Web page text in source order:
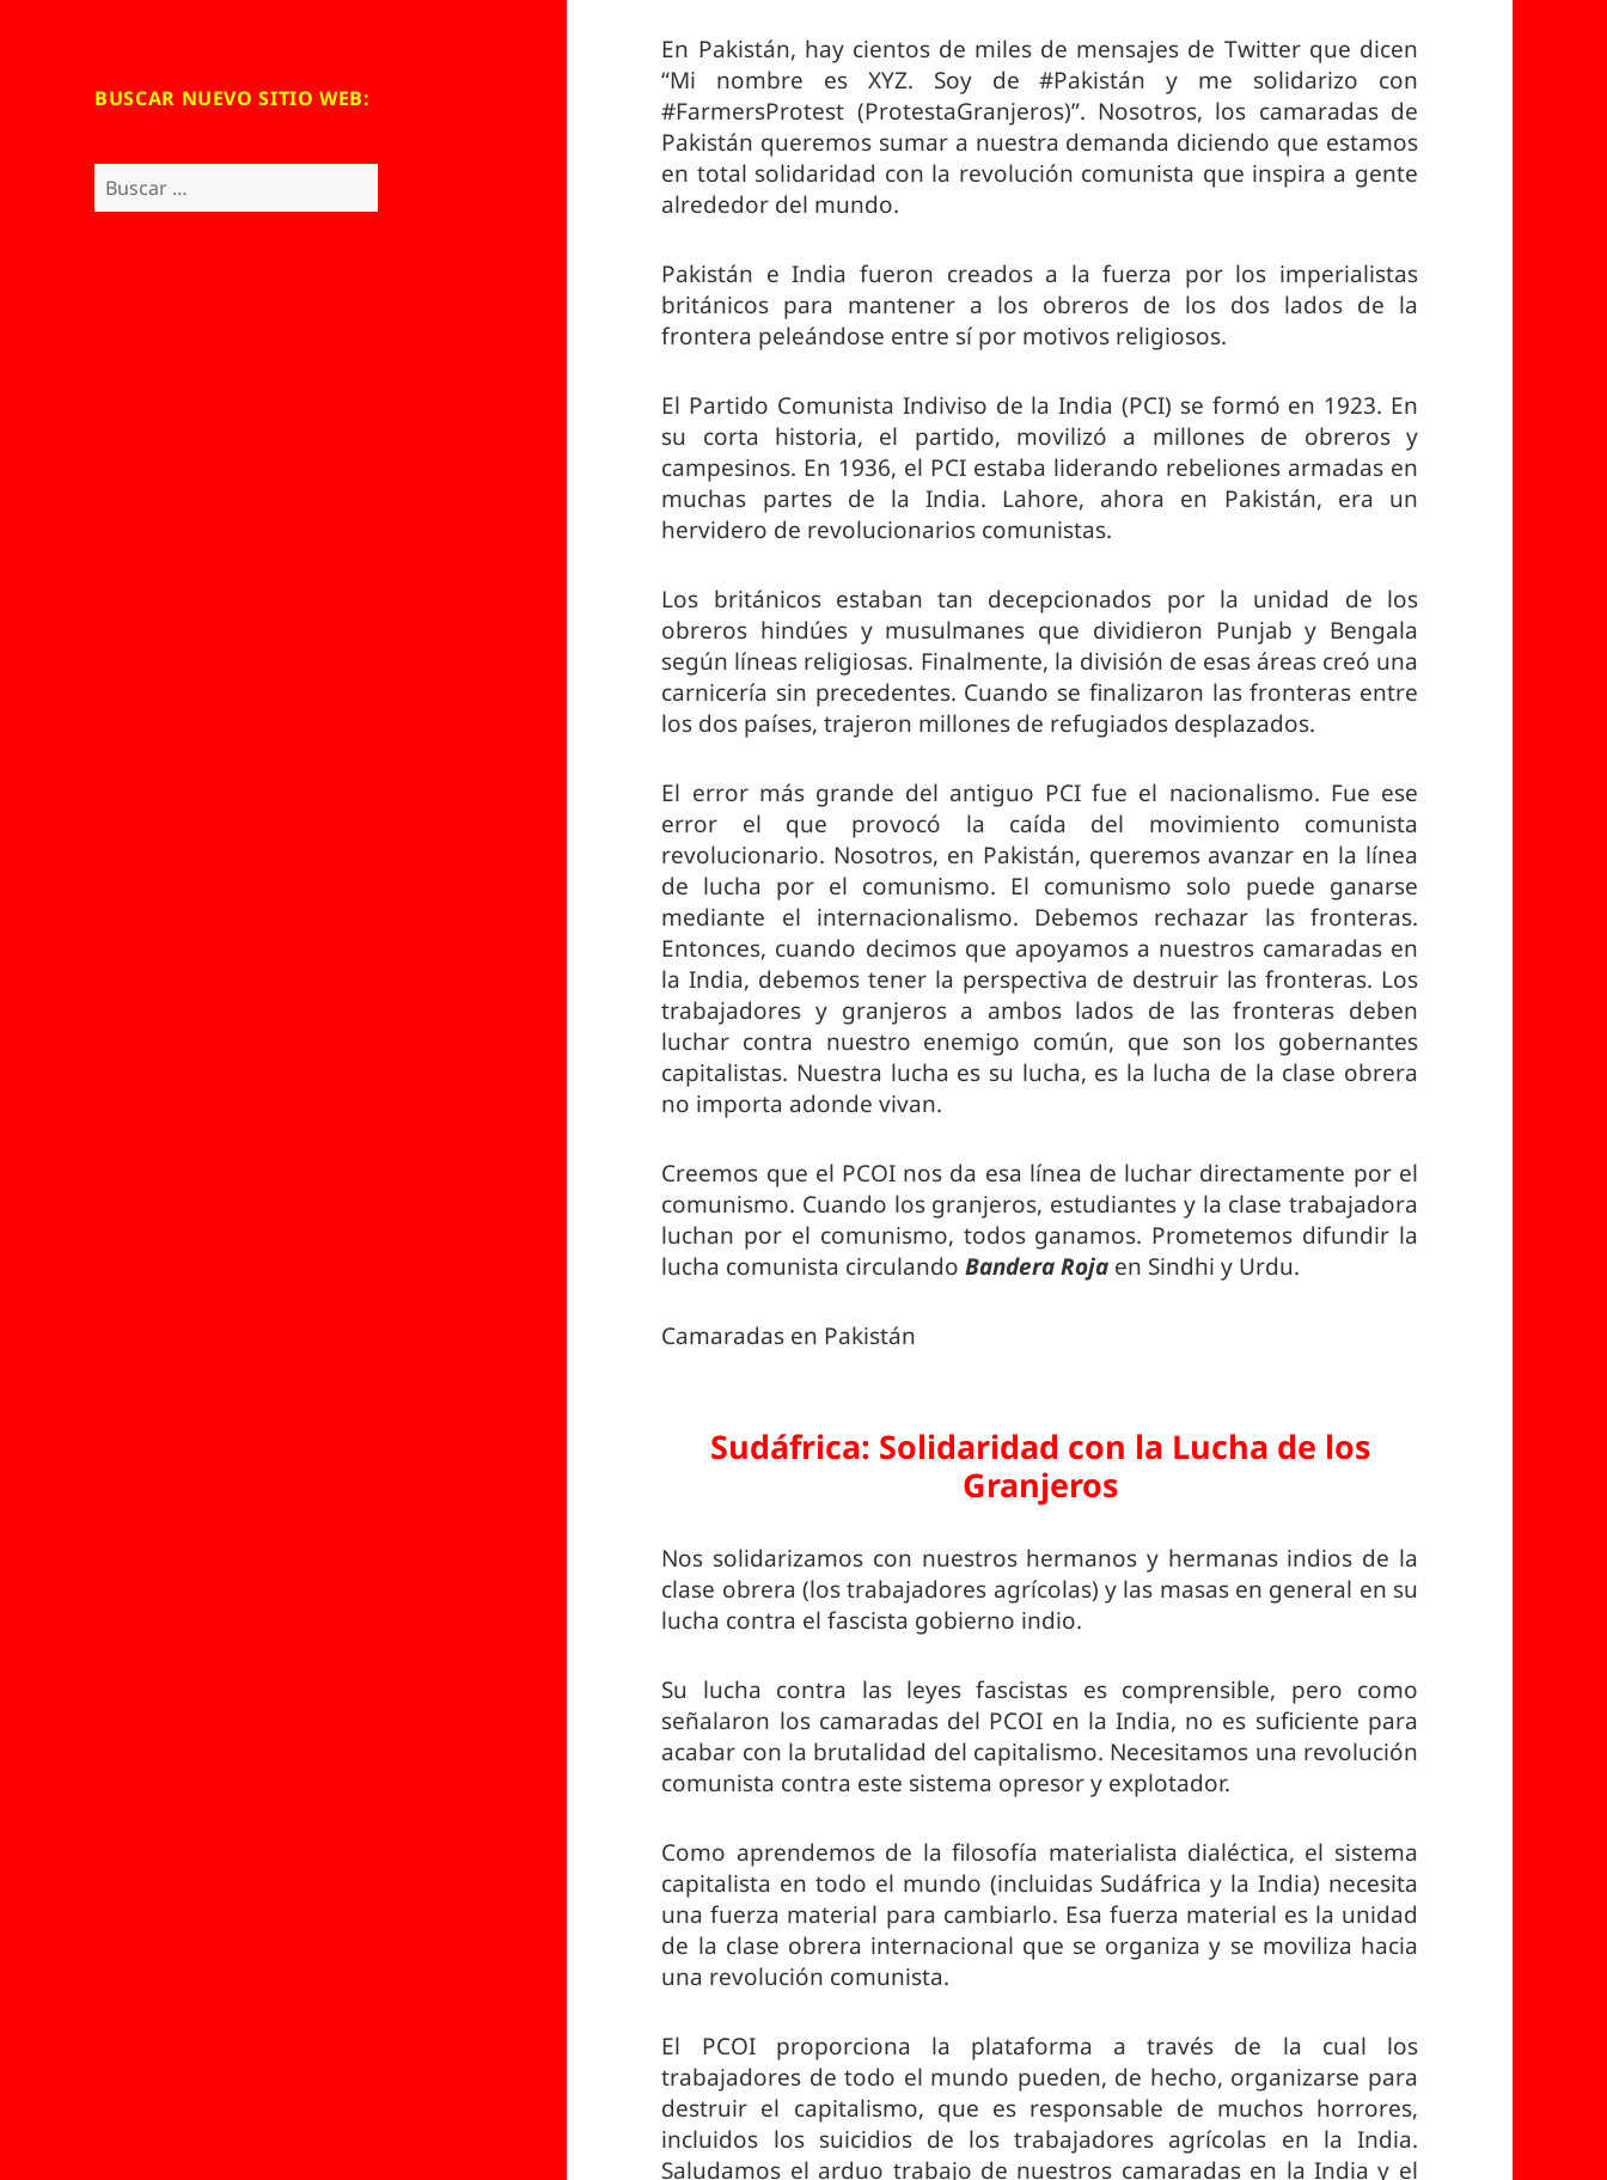
BUSCAR NUEVO SITIO WEB:
En Pakistán, hay cientos de miles de mensajes de Twitter que dicen
“Mi nombre es XYZ. Soy de #Pakistán y me solidarizo con
#FarmersProtest (ProtestaGranjeros)”. Nosotros, los camaradas de
Pakistán queremos sumar a nuestra demanda diciendo que estamos
en total solidaridad con la revolución comunista que inspira a gente
alrededor del mundo.
Pakistán e India fueron creados a la fuerza por los imperialistas
británicos para mantener a los obreros de los dos lados de la
frontera peleándose entre sí por motivos religiosos.
El Partido Comunista Indiviso de la India (PCI) se formó en 1923. En
su corta historia, el partido, movilizó a millones de obreros y
campesinos. En 1936, el PCI estaba liderando rebeliones armadas en
muchas partes de la India. Lahore, ahora en Pakistán, era un
hervidero de revolucionarios comunistas.
Los británicos estaban tan decepcionados por la unidad de los
obreros hindúes y musulmanes que dividieron Punjab y Bengala
según líneas religiosas. Finalmente, la división de esas áreas creó una
carnicería sin precedentes. Cuando se finalizaron las fronteras entre
los dos países, trajeron millones de refugiados desplazados.
El error más grande del antiguo PCI fue el nacionalismo. Fue ese
error el que provocó la caída del movimiento comunista
revolucionario. Nosotros, en Pakistán, queremos avanzar en la línea
de lucha por el comunismo. El comunismo solo puede ganarse
mediante el internacionalismo. Debemos rechazar las fronteras.
Entonces, cuando decimos que apoyamos a nuestros camaradas en
la India, debemos tener la perspectiva de destruir las fronteras. Los
trabajadores y granjeros a ambos lados de las fronteras deben
luchar contra nuestro enemigo común, que son los gobernantes
capitalistas. Nuestra lucha es su lucha, es la lucha de la clase obrera
no importa adonde vivan.
Creemos que el PCOI nos da esa línea de luchar directamente por el
comunismo. Cuando los granjeros, estudiantes y la clase trabajadora
luchan por el comunismo, todos ganamos. Prometemos difundir la
lucha comunista circulandoBandera Roja en Sindhi y Urdu.
Camaradas en Pakistán
Sudáfrica: Solidaridad con la Lucha de los
Granjeros
Nos solidarizamos con nuestros hermanos y hermanas indios de la
clase obrera (los trabajadores agrícolas) y las masas en general en su
lucha contra el fascista gobierno indio.
Su lucha contra las leyes fascistas es comprensible, pero como
señalaron los camaradas del PCOI en la India, no es suficiente para
acabar con la brutalidad del capitalismo. Necesitamos una revolución
comunista contra este sistema opresor y explotador.
Como aprendemos de la filosofía materialista dialéctica, el sistema
capitalista en todo el mundo (incluidas Sudáfrica y la India) necesita
una fuerza material para cambiarlo. Esa fuerza material es la unidad
de la clase obrera internacional que se organiza y se moviliza hacia
una revolución comunista.
El PCOI proporciona la plataforma a través de la cual los
trabajadores de todo el mundo pueden, de hecho, organizarse para
destruir el capitalismo, que es responsable de muchos horrores,
incluidos los suicidios de los trabajadores agrícolas en la India.
Saludamos el arduo trabajo de nuestros camaradas en la India y el